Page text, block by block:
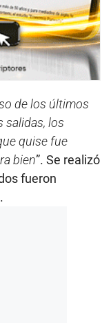
de los últimos
salidas, los
quise fue
bien”. Se realizó
fueron